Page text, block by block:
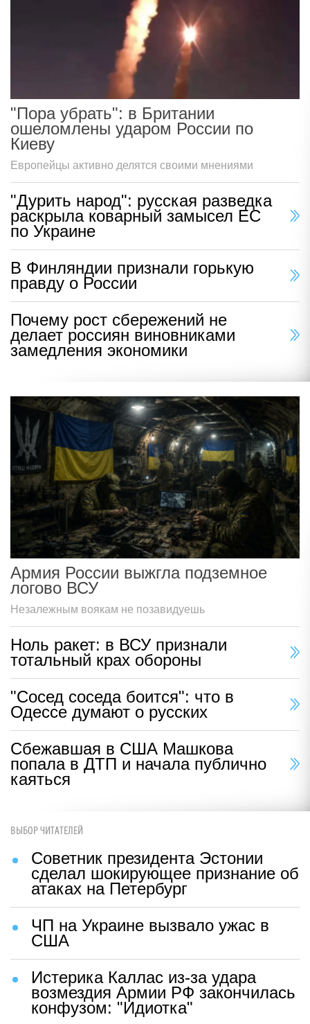
"Пора убрать": в Британии
ошеломлены ударом России по
Киеву
Европейцы активно делятся своими мнениями
"Дурить народ": русская разведка
раскрыла коварный замысел ЕС
по Украине
В Финляндии признали горькую
правду о России
Почему рост сбережений не
делает россиян виновниками
замедления экономики
Армия России выжгла подземное
логово ВСУ
Незалежным воякам не позавидуешь
Ноль ракет: в ВСУ признали
тотальный крах обороны
"Сосед соседа боится": что в
Одессе думают о русских
Сбежавшая в США Машкова
попала в ДТП и начала публично
каяться
ВЫБОР ЧИТАТЕЛЕЙ
Советник президента Эстонии
сделал шокирующее признание об
атаках на Петербург
ЧП на Украине вызвало ужас в
США
Истерика Каллас из-за удара
возмездия Армии РФ закончилась
конфузом: "Идиотка"